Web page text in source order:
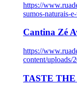
https://
sumos-naturais-
Cantina Zé
https://
content/uploads/
TASTE